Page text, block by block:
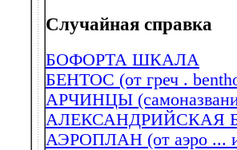
Случайная справка
БОФОРТА ШКАЛА
БЕНТОС (от греч .
АРЧИНЦЫ
АЛЕКСАНДРИЙСКАЯ
АЭРОПЛАН (от аэро ... и